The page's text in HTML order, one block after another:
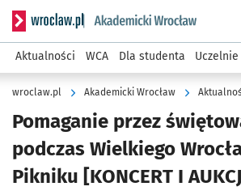
Serwis informacyjny wroclaw.pl
Aktualności WCA Dla studenta Uczelnie
wroclaw.pl Akademicki Wrocław
Pomaganie przez
podczas Wielkiego
Pikniku [KONCERT I